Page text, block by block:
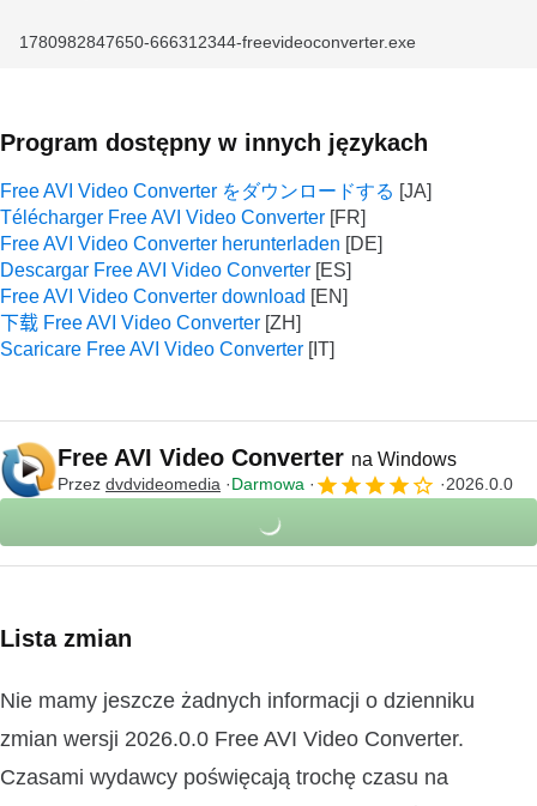
1780982847650-666312344-freevideoconverter.exe
Program dostępny w innych językach
Free AVI Video Converter をダウンロードする
Télécharger Free AVI Video Converter
Free AVI Video Converter herunterladen
Descargar Free AVI Video Converter
Free AVI Video Converter download
下载 Free AVI Video Converter
Scaricare Free AVI Video Converter
Free AVI Video Converter na Windows
Przez dvdvideomedia Darmowa 2026.0.0
Lista zmian
Nie mamy jeszcze żadnych informacji o dzienniku
zmian wersji 2026.0.0 Free AVI Video Converter.
Czasami wydawcy poświęcają trochę czasu na